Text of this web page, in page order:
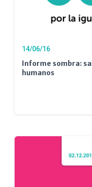
14/06/16
Informe sombra:
humanos